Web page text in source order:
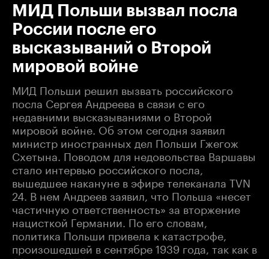
МИД Польши вызвал посла
России после его
высказываний о Второй
мировой войне
МИД Польши решил вызвать российского
посла Сергея Андреева в связи с его
недавними высказываниями о Второй
мировой войне. Об этом сегодня заявил
министр иностранных дел Польши Гжегож
Схетына. Поводом для недовольства Варшавы
стало интервью российского посла,
вышедшее накануне в эфире телеканала TVN
24. В нем Андреев заявил, что Польша «несет
частичную ответственность» за вторжение
нацисткой Германии. По его словам,
политика Польши привела к катастрофе,
произошедшей в сентябре 1939 года, так как в